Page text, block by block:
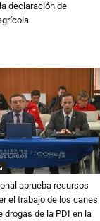
declaración de
aprueba recursos
el trabajo de los canes
drogas de la PDI en la